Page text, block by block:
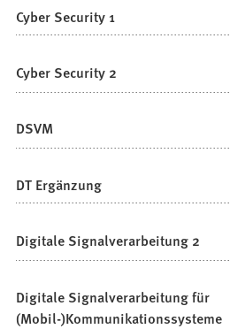
Cyber Security 1
Cyber Security 2
DSVM
DT Ergänzung
Digitale Signalverarbeitung 2
Digitale Signalverarbeitung für
(Mobil-)Kommunikationssysteme